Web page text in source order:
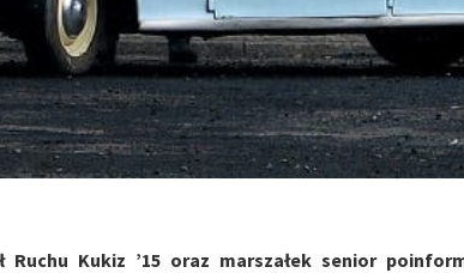
Ruchu Kukiz ’15 oraz marszałek senior